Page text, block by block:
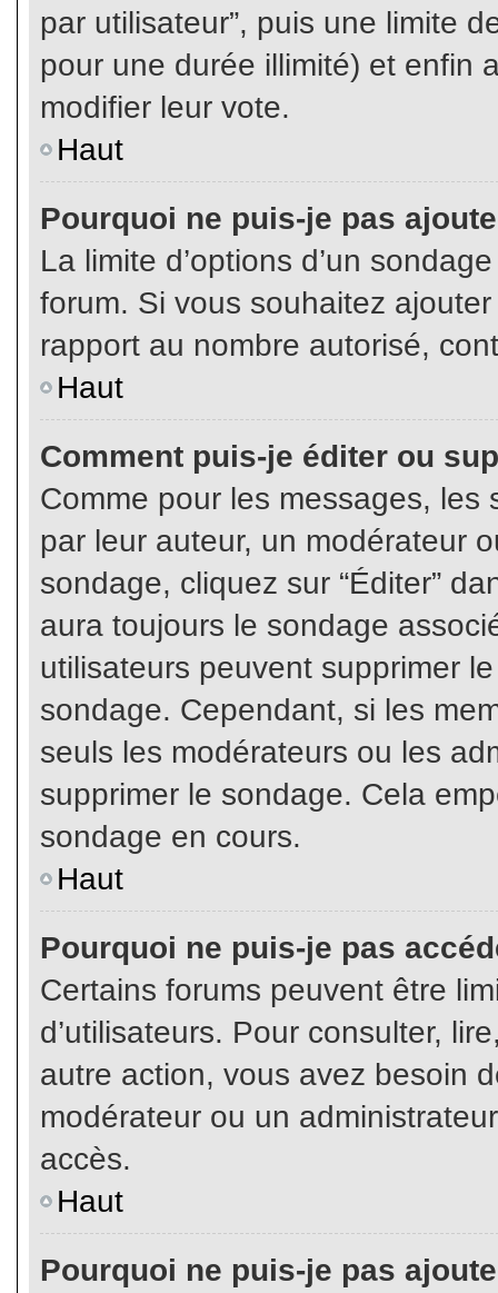
par utilisateur”, puis une limite
pour une durée illimité) et enfin
modifier leur vote.
Haut
Pourquoi ne puis-je pas
La limite d’options d’un
forum. Si vous souhaitez
rapport au nombre autorisé,
Haut
Comment puis-je éditer ou
Comme pour les messages,
par leur auteur, un modérateur
sondage, cliquez sur “Éditer”
aura toujours le sondage
utilisateurs peuvent supprimer
sondage. Cependant, si les
seuls les modérateurs ou les
supprimer le sondage. Cela
sondage en cours.
Haut
Pourquoi ne puis-je pas
Certains forums peuvent être
d’utilisateurs. Pour consulter,
autre action, vous avez besoin
modérateur ou un
accès.
Haut
Pourquoi ne puis-je pas